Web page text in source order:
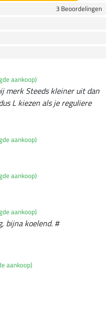
3 Beoordelingen
aankoop)
merk Steeds kleiner uit dan
L kiezen als je reguliere
aankoop)
aankoop)
aankoop)
bijna koelend. #
aankoop)